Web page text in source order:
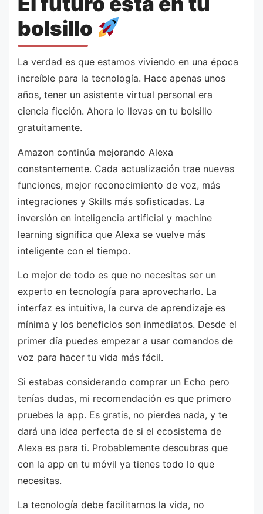
bolsillo
La verdad es que estamos viviendo en una época
increíble para la tecnología. Hace apenas unos
años, tener un asistente virtual personal era
ciencia ficción. Ahora lo llevas en tu bolsillo
gratuitamente.
Amazon continúa mejorando Alexa
constantemente. Cada actualización trae nuevas
funciones, mejor reconocimiento de voz, más
integraciones y Skills más sofisticadas. La
inversión en inteligencia artificial y machine
learning significa que Alexa se vuelve más
inteligente con el tiempo.
Lo mejor de todo es que no necesitas ser un
experto en tecnología para aprovecharlo. La
interfaz es intuitiva, la curva de aprendizaje es
mínima y los beneficios son inmediatos. Desde el
primer día puedes empezar a usar comandos de
voz para hacer tu vida más fácil.
Si estabas considerando comprar un Echo pero
tenías dudas, mi recomendación es que primero
pruebes la app. Es gratis, no pierdes nada, y te
dará una idea perfecta de si el ecosistema de
Alexa es para ti. Probablemente descubras que
con la app en tu móvil ya tienes todo lo que
necesitas.
La tecnología debe facilitarnos la vida, no